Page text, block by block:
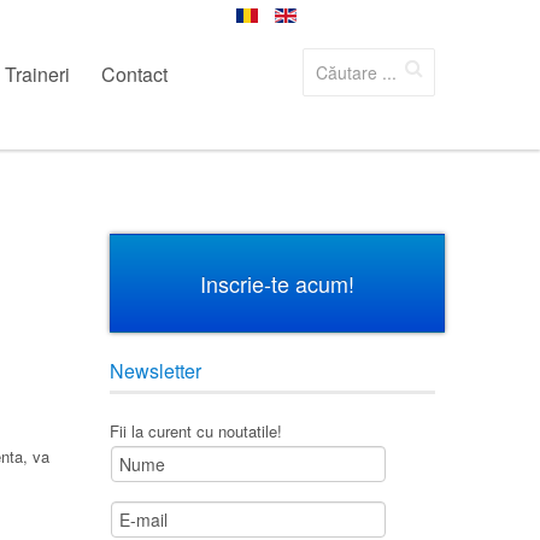
Traineri Contact
va
Inscrie-te acum!
Newsletter
Fii la curent cu noutatile!